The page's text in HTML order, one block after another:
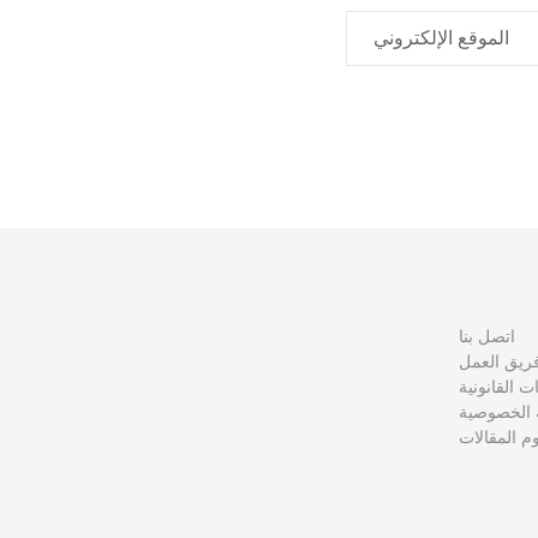
الموقع الإلكتروني
اتصل بنا
العمل
القانونية
الخصوصية
المقالات